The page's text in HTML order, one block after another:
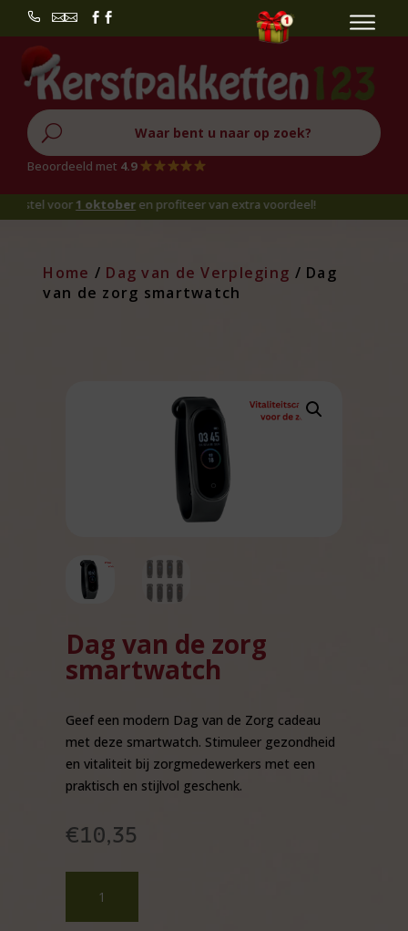
 
U
Beoordeeld met 4.9
voor1 oktoberen profiteer van extra voordeel!
Home / Dag van de Verpleging / Dag
van de zorg smartwatch
Dag van de zorg
smartwatch
Geef een modern Dag van de Zorg cadeau
met deze smartwatch. Stimuleer gezondheid
en vitaliteit bij zorgmedewerkers met een
praktisch en stijlvol geschenk.
€10,35
de